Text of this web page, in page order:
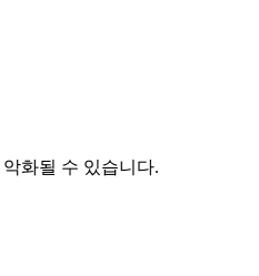
화될 수 있습니다.